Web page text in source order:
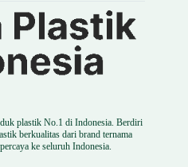
plastik No.1 di Indonesia. Berdiri
berkualitas dari brand ternama
ke seluruh Indonesia.